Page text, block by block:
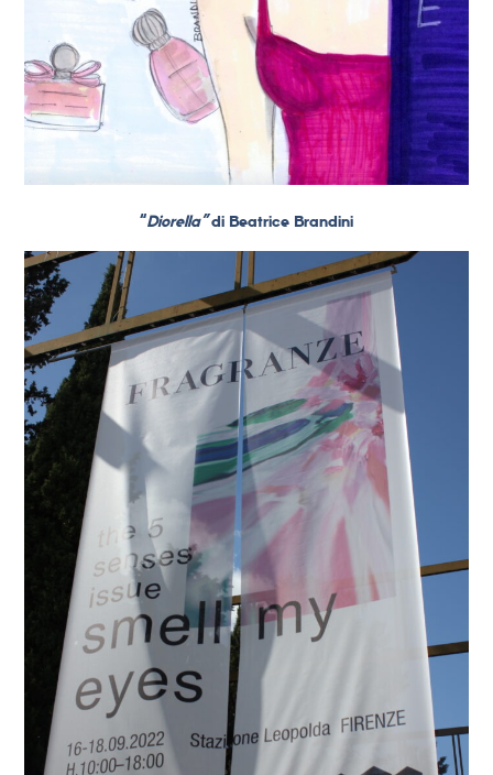
“Diorella”di Beatrice Brandini